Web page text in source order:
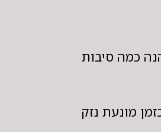
כמה סיבות
מונעת נזק